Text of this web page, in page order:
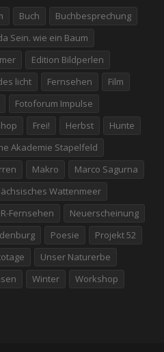
Buch
Buchbesprechung
Sein. wie ein Baum
Edition Bildperlen
licht
Fernsehen
Film
Fotoforum Impulse
Frei! Herbst
Hunte
Akademie Stapelfeld
Makro
Marco Sagurna
Wattenmeer
Fernsehen
Neuerscheinung
Poesie
Projekt 52
Unser Naturerbe
Winter Workshop